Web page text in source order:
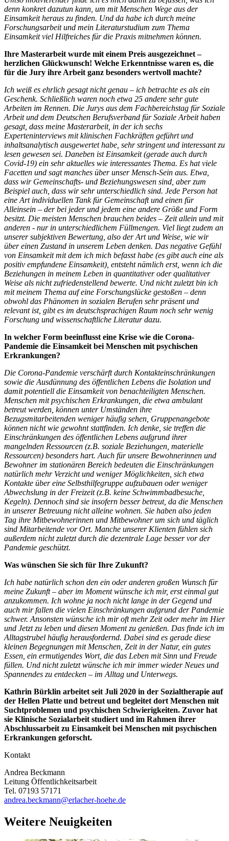
denn konkret dazutun kann, um mit Menschen Wege aus der
Einsamkeit heraus zu finden. Und da habe ich durch meine
Forschungsarbeit und mein Literaturstudium zum Thema
Einsamkeit viel Hilfreiches für die Praxis mitnehmen können.
Ihre Masterarbeit wurde mit einem Preis ausgezeichnet –
herzlichen Glückwunsch! Welche Erkenntnisse waren es, die
für die Jury ihre Arbeit ganz besonders wertvoll machte?
Ich weiß es ehrlich gesagt nicht genau – ich betrachte es als ein
Geschenk. Schließlich waren noch etwa 25 andere sehr gute
Arbeiten im Rennen. Die Jurys aus dem Fachbereichstag für Soziale
Arbeit und dem Deutschen Berufsverband für Soziale Arbeit haben
gesagt, dass meine Masterarbeit, in der ich sechs
Experteninterviews mit klinischen Fachkräften geführt und
inhaltsanalytisch ausgewertet habe, sehr stringent und interessant zu
lesen gewesen sei. Daneben ist Einsamkeit (gerade auch durch
Covid-19) ein sehr aktuelles wie interessantes Thema. Es hat viele
Facetten und sagt manches über unser Mensch-Sein aus. Etwa,
dass wir Gemeinschafts- und Beziehungswesen sind, aber zum
Beispiel auch, dass wir sehr unterschiedlich sind. Jede Person hat
eine Art individuellen Tank für Gemeinschaft und einen für
Alleinsein – der bei jeder und jedem eine andere Größe und Form
besitzt. Die meisten Menschen brauchen beides – Zeit allein und mit
anderen - nur in unterschiedlichem Füllmengen. Viel liegt zudem an
unserer subjektiven Bewertung, also der Art und Weise, wie wir
über einen Zustand in unserem Leben denken. Das negative Gefühl
von Einsamkeit mit dem ich mich befasst habe (es gibt auch eine als
positiv empfundene Einsamkeit), entsteht nämlich erst, wenn ich die
Beziehungen in meinem Leben in quantitativer oder qualitativer
Weise als nicht zufriedenstellend bewerte. Und nicht zuletzt bin ich
mit meinem Thema auf eine Forschungslücke gestoßen – denn
obwohl das Phänomen in sozialen Berufen sehr präsent und
relevant ist, gibt es im deutschsprachigen Raum noch sehr wenig
Forschung und wissenschaftliche Literatur dazu.
In welcher Form beeinflusst eine Krise wie die Corona-
Pandemie die Einsamkeit bei Menschen mit psychischen
Erkrankungen?
Die Corona-Pandemie verschärft durch Kontakteinschränkungen
sowie die Ausdünnung des öffentlichen Lebens die Isolation und
damit potentiell die Einsamkeit von benachteiligten Menschen.
Menschen mit psychischen Erkrankungen, die etwa ambulant
betreut werden, können unter Umständen ihre
Bezugsmitarbeitenden weniger häufig sehen, Gruppenangebote
können nicht wie gewohnt stattfinden. Ich denke, sie treffen die
Einschränkungen des öffentlichen Lebens aufgrund ihrer
mangelnden Ressourcen (z.B. soziale Beziehungen, materielle
Ressourcen) besonders hart. Auch für unsere Bewohnerinnen und
Bewohner im stationären Bereich bedeuten die Einschränkungen
natürlich mehr Verzicht und weniger Möglichkeiten, sich etwa
Kontakte über eine Selbsthilfegruppe aufzubauen oder weniger
Abwechslung in der Freizeit (z.B. keine Schwimmbadbesuche,
Kegeln). Dennoch sind sie insofern besser betreut, da die Menschen
in unserer Betreuung nicht alleine wohnen. Sie haben also jeden
Tag ihre Mitbewohnerinnen und Mitbewohner um sich und täglich
sind Mitarbeitende vor Ort. Manche unserer Klienten fühlen sich
außerdem nicht zuletzt durch die dezentrale Lage besser vor der
Pandemie geschützt.
Was wünschen Sie sich für Ihre Zukunft?
Ich habe natürlich schon den ein oder anderen großen Wunsch für
meine Zukunft – aber im Moment wünsche ich mir, erst einmal gut
anzukommen. Ich wohne ja noch nicht lange in der Gegend und
auch mir fallen die vielen Einschränkungen aufgrund der Pandemie
schwer. Ansonsten wünsche ich mir oft mehr Zeit oder mehr im Hier
und Jetzt zu leben und diesen Moment zu genießen. Das finde ich im
Alltagstrubel häufig herausfordernd. Dabei sind es gerade diese
kleinen Begegnungen mit Menschen, Zeit in der Natur, ein gutes
Essen, ein ermutigendes Wort, die das Leben mit Sinn und Freude
füllen. Und nicht zuletzt wünsche ich mir immer wieder Neues und
Spannendes zu entdecken – im Alltag und Unterwegs.
Kathrin Bürklin arbeitet seit Juli 2020 in der Sozialtherapie auf
der Hellen Platte und betreut und begleitet dort Menschen mit
Suchtproblemen und psychischen Schwierigkeiten. Zuvor hat
sie Klinische Sozialarbeit studiert und im Rahmen ihrer
Abschlussarbeit zu Einsamkeit bei Menschen mit psychischen
Erkrankungen geforscht.
Kontakt
Andrea Beckmann
Leitung Öffentlichkeitsarbeit
Tel. 07193 57171
andrea.beckmann@erlacher-hoehe.de
Weitere Neuigkeiten